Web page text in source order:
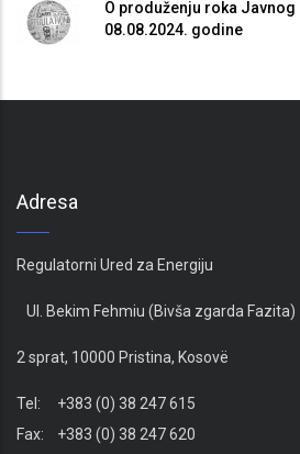
O produženju roka
08.08.2024. godine
Adresa
Regulatorni Ured za Energiju
Ul. Bekim Fehmiu (Bivša zgarda Fazita)
2 sprat, 10000 Pristina, Kosovë
Tel: +383 (0) 38 247 615
Fax: +383 (0) 38 247 620